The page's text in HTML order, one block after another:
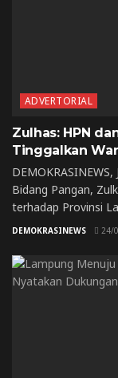
ADVERTORIAL
Zulhas: HPN
Tinggalkan
Bidang Pangan,
terhadap Provinsi
DEMOKRASINEWS 24/